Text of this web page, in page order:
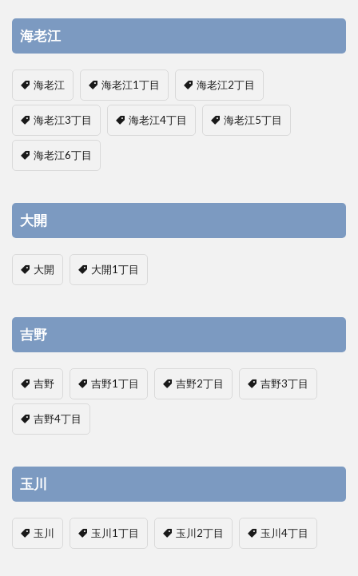
海老江
海老江 海老江1丁目 海老江2丁目
海老江3丁目 海老江4丁目 海老江5丁目
海老江6丁目
大開
大開 大開1丁目
吉野
吉野 吉野1丁目 吉野2丁目 吉野3丁目
吉野4丁目
玉川
玉川 玉川1丁目 玉川2丁目 玉川4丁目